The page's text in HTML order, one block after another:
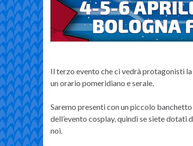
Il terzo evento che ci vedrà protagonisti
un orario pomeridiano e serale.
Saremo presenti con un piccolo
dell’evento cosplay, quindi se siete dotati
noi.